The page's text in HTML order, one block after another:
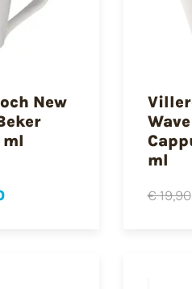
New
ml
ml
€ 19,90